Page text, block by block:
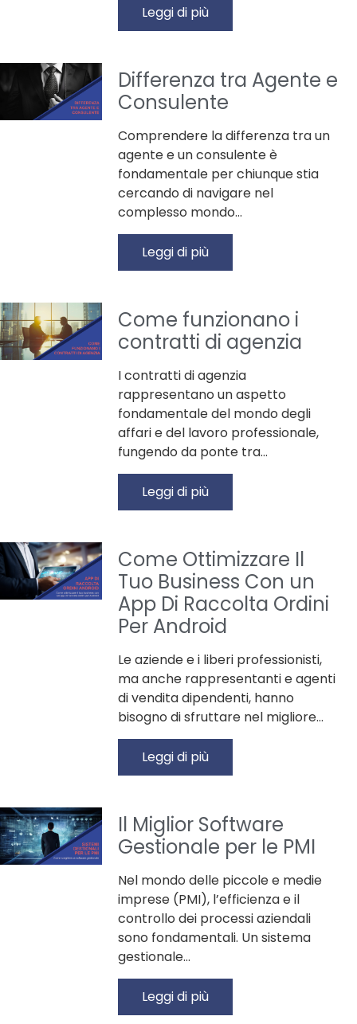
Leggi di più
Differenza tra Agente e
Consulente
Comprendere la differenza tra un
agente e un consulente è
fondamentale per chiunque stia
cercando di navigare nel
complesso mondo…
Leggi di più
Come funzionano i
contratti di agenzia
I contratti di agenzia
rappresentano un aspetto
fondamentale del mondo degli
affari e del lavoro professionale,
fungendo da ponte tra…
Leggi di più
Come Ottimizzare Il
Tuo Business Con un
App Di Raccolta Ordini
Per Android
Le aziende e i liberi professionisti,
ma anche rappresentanti e agenti
di vendita dipendenti, hanno
bisogno di sfruttare nel migliore…
Leggi di più
Il Miglior Software
Gestionale per le PMI
Nel mondo delle piccole e medie
imprese (PMI), l’efficienza e il
controllo dei processi aziendali
sono fondamentali. Un sistema
gestionale…
Leggi di più